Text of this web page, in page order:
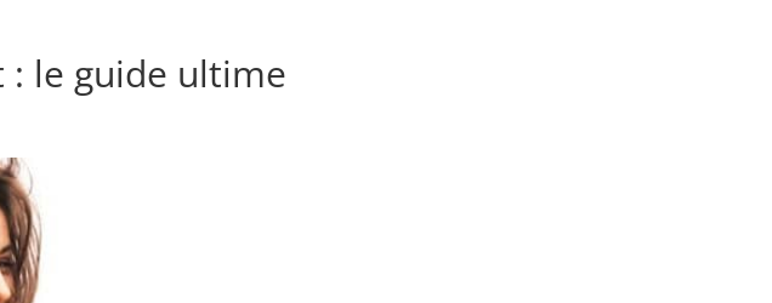
: le guide ultime